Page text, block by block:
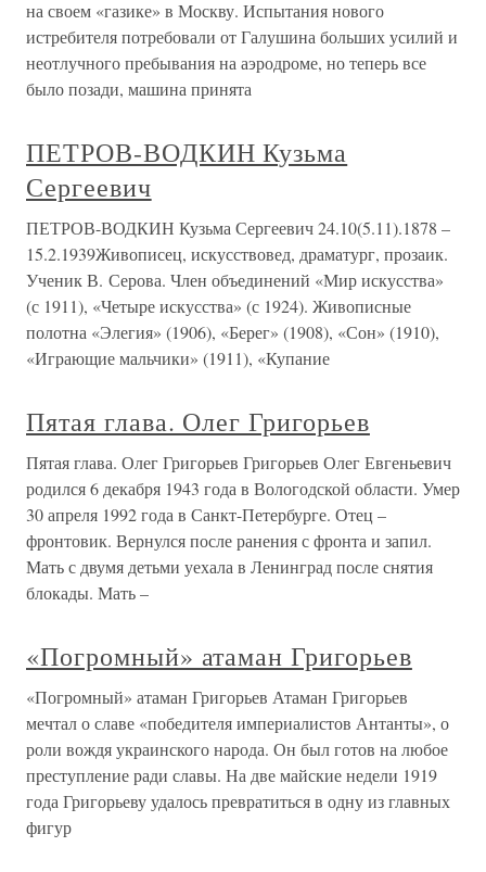
на своем «газике» в Москву. Испытания нового
истребителя потребовали от Галушина больших усилий и
неотлучного пребывания на аэродроме, но теперь все
было позади, машина принята
ПЕТРОВ-ВОДКИН Кузьма
Сергеевич
ПЕТРОВ-ВОДКИН Кузьма Сергеевич 24.10(5.11).1878 –
15.2.1939Живописец, искусствовед, драматург, прозаик.
Ученик В. Серова. Член объединений «Мир искусства»
(с 1911), «Четыре искусства» (с 1924). Живописные
полотна «Элегия» (1906), «Берег» (1908), «Сон» (1910),
«Играющие мальчики» (1911), «Купание
Пятая глава. Олег Григорьев
Пятая глава. Олег Григорьев Григорьев Олег Евгеньевич
родился 6 декабря 1943 года в Вологодской области. Умер
30 апреля 1992 года в Санкт-Петербурге. Отец –
фронтовик. Вернулся после ранения с фронта и запил.
Мать с двумя детьми уехала в Ленинград после снятия
блокады. Мать –
«Погромный» атаман Григорьев
«Погромный» атаман Григорьев Атаман Григорьев
мечтал о славе «победителя империалистов Антанты», о
роли вождя украинского народа. Он был готов на любое
преступление ради славы. На две майские недели 1919
года Григорьеву удалось превратиться в одну из главных
фигур